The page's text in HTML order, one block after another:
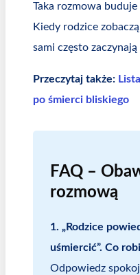
Taka rozmowa
Kiedy rodzice
sami często
Przeczytaj także:
po śmierci bliskiego
FAQ –
rozmową
1. „Rodzice
uśmiercić”. Co
Odpowiedz